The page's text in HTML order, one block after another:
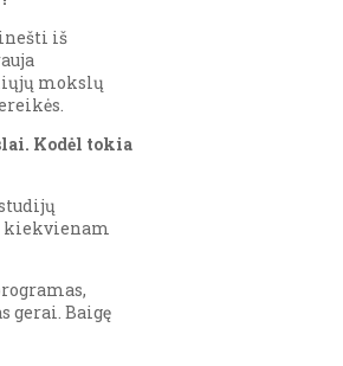
iš
mokslų
Kodėl tokia
kiekvienam
gerai. Baigę